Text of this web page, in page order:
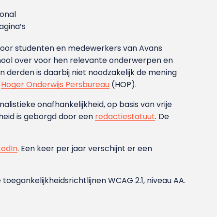
studenten en medewerkers van Avans
over voor hen relevante onderwerpen en
is daarbij niet noodzakelijk de mening
Hoger Onderwijs Persbureau (HOP).
onafhankelijkheid, op basis van vrije
is geborgd door een redactiestatuut. De
. Een keer per jaar verschijnt er een
WCAG 2.1, niveau AA.